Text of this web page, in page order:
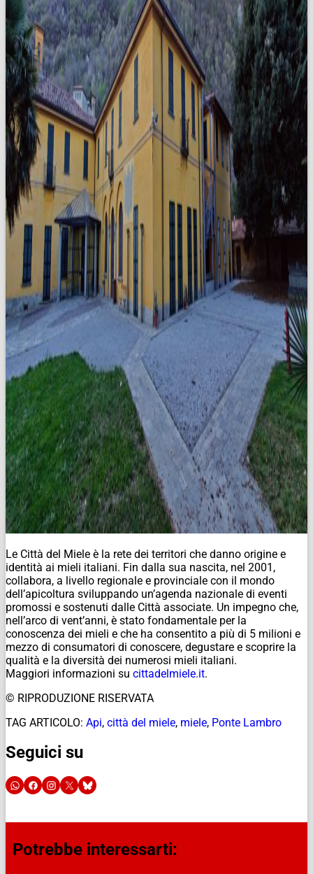
Le Città del Miele è la rete dei territori che danno origine e
identità ai mieli italiani. Fin dalla sua nascita, nel 2001,
collabora, a livello regionale e provinciale con il mondo
dell’apicoltura sviluppando un’agenda nazionale di eventi
promossi e sostenuti dalle Città associate. Un impegno che,
nell’arco di vent’anni, è stato fondamentale per la
conoscenza dei mieli e che ha consentito a più di 5 milioni e
mezzo di consumatori di conoscere, degustare e scoprire la
qualità e la diversità dei numerosi mieli italiani.
Maggiori informazioni su cittadelmiele.it.
© RIPRODUZIONE RISERVATA
TAG ARTICOLO: Api, città del miele, miele, Ponte Lambro
Seguici su
Potrebbe interessarti: